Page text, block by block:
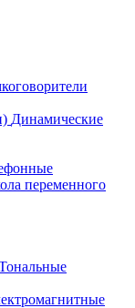
Динамические
переменного